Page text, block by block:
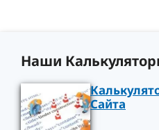
Наши
Сайта